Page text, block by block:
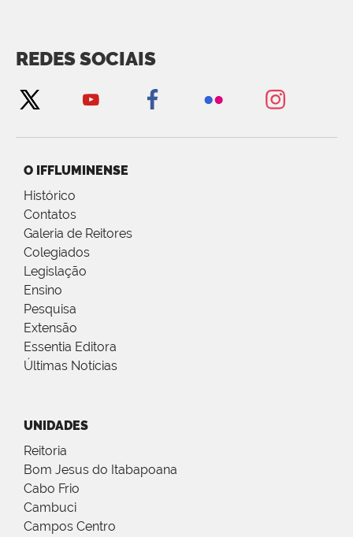
REDES SOCIAIS
O IFFLUMINENSE
Histórico
Contatos
Galeria de Reitores
Colegiados
Legislação
Ensino
Pesquisa
Extensão
Essentia Editora
Últimas Notícias
UNIDADES
Reitoria
Bom Jesus do Itabapoana
Cabo Frio
Cambuci
Campos Centro